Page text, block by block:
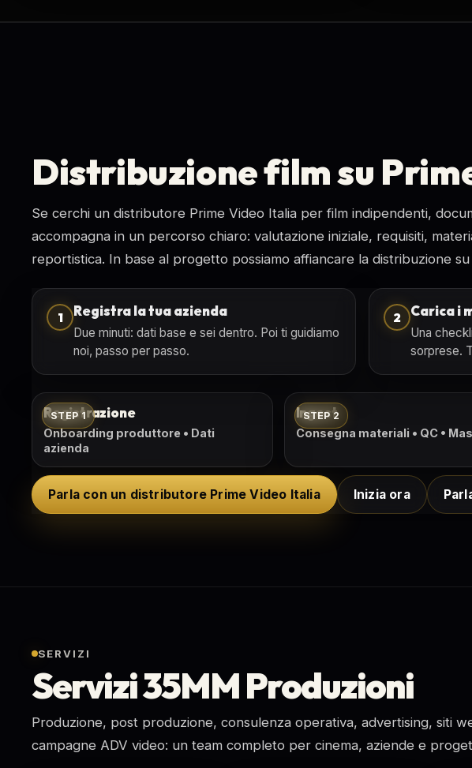
Distribuzione film su
Se cerchi un distributore Prime Video Italia per film indipendenti,
accompagna in un percorso chiaro: valutazione iniziale, requisiti,
reportistica. In base al progetto possiamo affiancare la distribuzione
1 Registra la tua azienda
Due minuti: dati base e sei dentro. Poi ti guidiamo
noi, passo per passo.
2 Carica i
Una
sorprese.
STEP 1
Registrazione
Onboarding produttore • Dati
azienda
STEP 2
Ingest
Consegna materiali • QC •
Parla con un distributore Prime Video Italia Inizia ora
SERVIZI
Servizi 35MM Produzioni
Produzione, post produzione, consulenza operativa, advertising, siti
campagne ADV video: un team completo per cinema, aziende e